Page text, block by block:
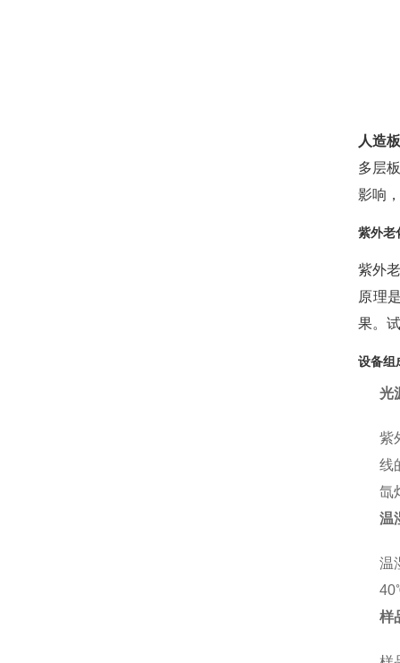
人造
多层
影响
紫外老
紫外
原理
果。
设备组
光
紫
线
氙
温
温
样